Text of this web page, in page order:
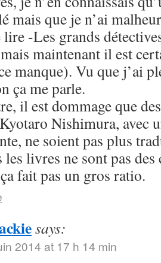
mais que je n’ai
-Les grands
maintenant il est
manque). Vu que j’ai
ça me parle.
il est dommage que
Nishimura, avec
ne soient pas plus
les livres ne sont pas
fait pas un gros ratio.
says:
2014 at 17 h 14 min